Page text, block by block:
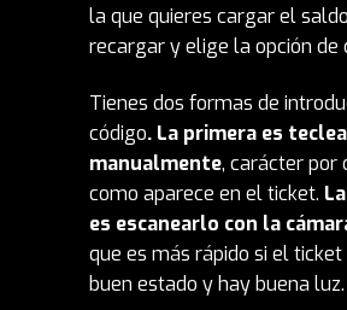
la que quieres cargar el
recargar y elige la opción de
Tienes dos formas de
código. La primera es
manualmente, carácter por
como aparece en el ticket.
es escanearlo con la
que es más rápido si el ticket
buen estado y hay buena luz.